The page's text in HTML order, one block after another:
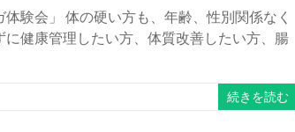
験会」 体の硬い方も、年齢、性別関係なく
健康管理したい方、体質改善したい方、腸
続きを読む